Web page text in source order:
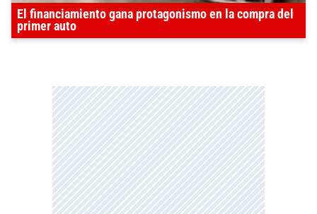
El financiamiento gana protagonismo en la compra del
primer auto